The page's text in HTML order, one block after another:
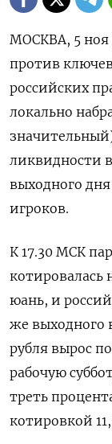
МОСКВА, 5 ноя
против
российских
локально
ликвидности
выходного
игроков.
К 17.30 МСК
котировалась
юань, и
же выходного
рубля вырос
рабочую
треть
котировкой